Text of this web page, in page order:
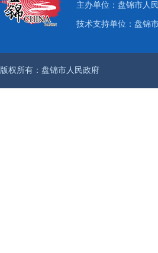
主办单位：盘锦市
技术支持单位：盘锦
版权所有：盘锦市人民政府